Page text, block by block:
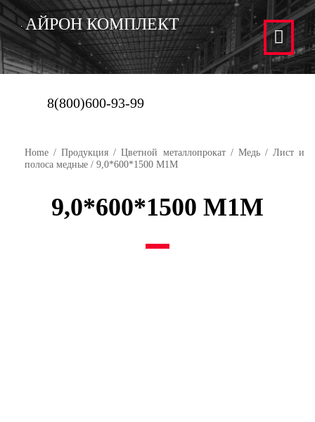
АЙРОН КОМПЛЕКТ
8(800)600-93-99
Home /Продукция /Цветной металлопрокат/ Медь/ Лист и
полоса медные / 9,0*600*1500 М1М
9,0*600*1500 М1М